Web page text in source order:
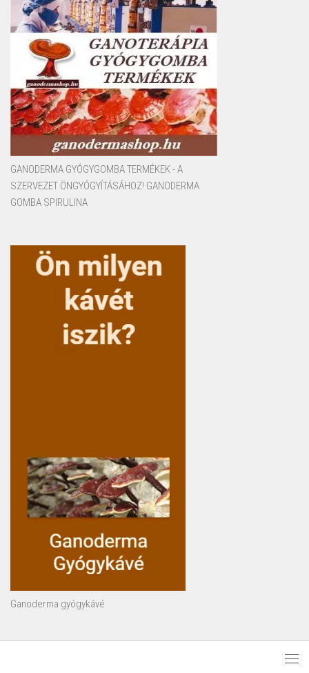
GANODERMA GYÓGYGOMBA TERMÉKEK - A
SZERVEZET ÖNGYÓGYÍTÁSÁHOZ! GANODERMA
GOMBA SPIRULINA
Ganoderma gyógykávé